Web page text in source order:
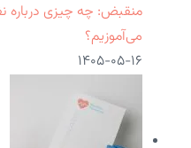
منقبض: چه چیزی درباره
می‌آموزیم؟
۱۴۰۵-۰۵-۱۶